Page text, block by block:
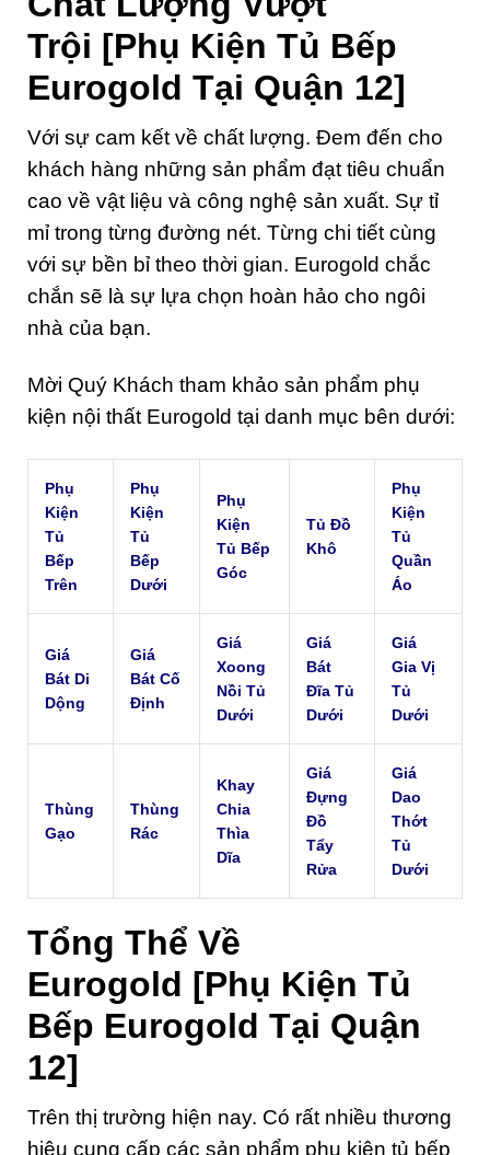
Trội [Phụ Kiện Tủ Bếp
Eurogold Tại Quận 12]
Với sự cam kết về chất lượng. Đem đến cho
khách hàng những sản phẩm đạt tiêu chuẩn
cao về vật liệu và công nghệ sản xuất. Sự tỉ
mỉ trong từng đường nét. Từng chi tiết cùng
với sự bền bỉ theo thời gian. Eurogold chắc
chắn sẽ là sự lựa chọn hoàn hảo cho ngôi
nhà của bạn.
Mời Quý Khách tham khảo sản phẩm phụ
kiện nội thất Eurogold tại danh mục bên dưới:
Phụ
Kiện
Tủ
Bếp
Trên
Phụ
Kiện
Tủ
Bếp
Dưới
Phụ
Kiện
Tủ Bếp
Góc
Tủ Đồ
Khô
Phụ
Kiện
Tủ
Quần
Áo
Giá
Bát Di
Dộng
Giá
Bát Cố
Định
Giá
Xoong
Nồi Tủ
Dưới
Giá
Bát
Đĩa Tủ
Dưới
Giá
Gia Vị
Tủ
Dưới
Thùng
Gạo
Thùng
Rác
Khay
Chia
Thìa
Dĩa
Giá
Đựng
Đồ
Tẩy
Rửa
Giá
Dao
Thớt
Tủ
Dưới
Tổng Thể Về
Eurogold [Phụ Kiện Tủ
Bếp Eurogold Tại Quận
12]
Trên thị trường hiện nay. Có rất nhiều thương
hiệu cung cấp các sản phẩm phụ kiện tủ bếp